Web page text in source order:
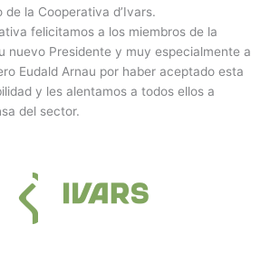
la Cooperativa d’Ivars.
felicitamos a los miembros de la
nuevo Presidente y muy especialmente a
Eudald Arnau por haber aceptado esta
y les alentamos a todos ellos a
del sector.